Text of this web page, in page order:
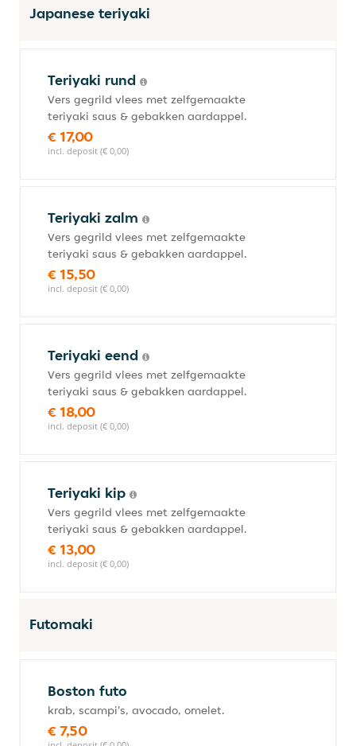
Japanese teriyaki
Teriyaki rund
Vers gegrild vlees met zelfgemaakte
teriyaki saus & gebakken aardappel.
€ 17,00
incl. deposit (€ 0,00)
Teriyaki zalm
Vers gegrild vlees met zelfgemaakte
teriyaki saus & gebakken aardappel.
€ 15,50
incl. deposit (€ 0,00)
Teriyaki eend
Vers gegrild vlees met zelfgemaakte
teriyaki saus & gebakken aardappel.
€ 18,00
incl. deposit (€ 0,00)
Teriyaki kip
Vers gegrild vlees met zelfgemaakte
teriyaki saus & gebakken aardappel.
€ 13,00
incl. deposit (€ 0,00)
Futomaki
Boston futo
krab, scampi's, avocado, omelet.
€ 7,50